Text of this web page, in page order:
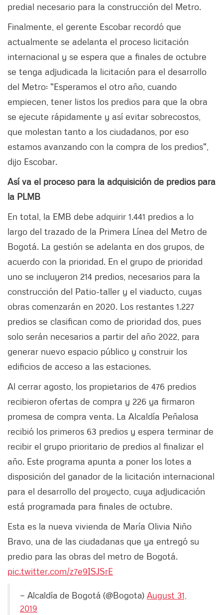
predial necesario para la construcción del Metro.
Finalmente, el gerente Escobar recordó que
actualmente se adelanta el proceso licitación
internacional y se espera que a finales de octubre
se tenga adjudicada la licitación para el desarrollo
del Metro: "Esperamos el otro año, cuando
empiecen, tener listos los predios para que la obra
se ejecute rápidamente y así evitar sobrecostos,
que molestan tanto a los ciudadanos, por eso
estamos avanzando con la compra de los predios",
dijo Escobar.
Así va el proceso para la adquisición de predios para
la PLMB
En total, la EMB debe adquirir 1.441 predios a lo
largo del trazado de la Primera Línea del Metro de
Bogotá. La gestión se adelanta en dos grupos, de
acuerdo con la prioridad. En el grupo de prioridad
uno se incluyeron 214 predios, necesarios para la
construcción del Patio-taller y el viaducto, cuyas
obras comenzarán en 2020. Los restantes 1.227
predios se clasifican como de prioridad dos, pues
solo serán necesarios a partir del año 2022, para
generar nuevo espacio público y construir los
edificios de acceso a las estaciones.
Al cerrar agosto, los propietarios de 476 predios
recibieron ofertas de compra y 226 ya firmaron
promesa de compra venta. La Alcaldía Peñalosa
recibió los primeros 63 predios y espera terminar de
recibir el grupo prioritario de predios al finalizar el
año. Este programa apunta a poner los lotes a
disposición del ganador de la licitación internacional
para el desarrollo del proyecto, cuya adjudicación
está programada para finales de octubre.
Esta es la nueva vivienda de María Olivia Niño
Bravo, una de las ciudadanas que ya entregó su
predio para las obras del metro de Bogotá.
pic.twitter.com/z7e9ISJSrE
— Alcaldía de Bogotá (@Bogota) August 31,
2019